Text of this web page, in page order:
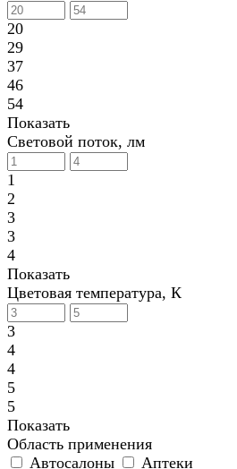
20
29
37
46
54
Показать
Световой поток, лм
1
2
3
3
4
Показать
Цветовая температура, К
3
4
4
5
5
Показать
Область применения
Автосалоны
Аптеки